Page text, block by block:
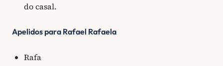
do casal.
Apelidos para Rafael Rafaela
Rafa